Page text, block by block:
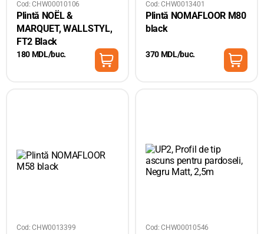
Cod: CHW00010106
Plintă NOËL &
MARQUET, WALLSTYL,
FT2 Black
180 MDL/buc.
Cod: CHW0013401
Plintă NOMAFLOOR M80
black
370 MDL/buc.
Cod: CHW0013399 Cod: CHW00010546